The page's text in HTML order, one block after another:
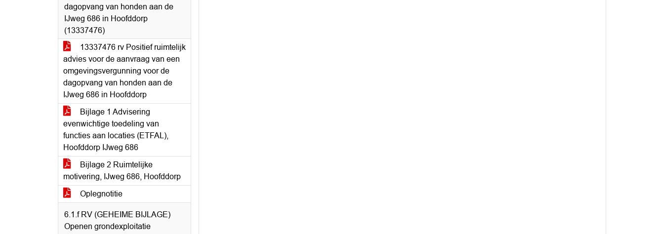
dagopvang van honden aan de
IJweg 686 in Hoofddorp
(13337476)
13337476 rv Positief ruimtelijk
advies voor de aanvraag van een
omgevingsvergunning voor de
dagopvang van honden aan de
IJweg 686 in Hoofddorp
Bijlage 1 Advisering
evenwichtige toedeling van
functies aan locaties (ETFAL),
Hoofddorp IJweg 686
Bijlage 2 Ruimtelijke
motivering, IJweg 686, Hoofddorp
Oplegnotitie
6.1.f RV (GEHEIME BIJLAGE)
Openen grondexploitatie